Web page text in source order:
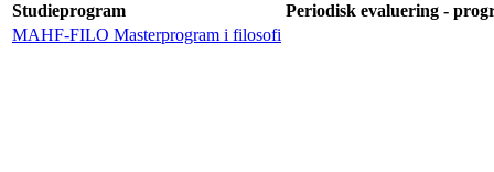
Studieprogram
Periodisk evaluering -
MAHF-FILO Masterprogram i filosofi